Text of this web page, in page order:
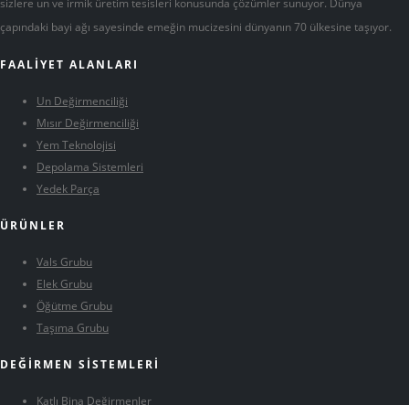
çapındaki bayi ağı sayesinde emeğin mucizesini dünyanın 70 ülkesine taşıyor.
FAALİYET ALANLARI
Un Değirmenciliği
Mısır Değirmenciliği
Yem Teknolojisi
Depolama Sistemleri
Yedek Parça
ÜRÜNLER
Vals Grubu
Elek Grubu
Öğütme Grubu
Taşıma Grubu
DEĞİRMEN SİSTEMLERİ
Katlı Bina Değirmenler